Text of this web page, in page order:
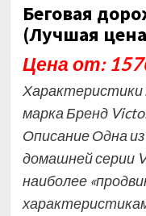
Беговая
(Лучшая
Цена от:
Характеристики
марка Бренд
Описание Одна
домашней серии
наиболее